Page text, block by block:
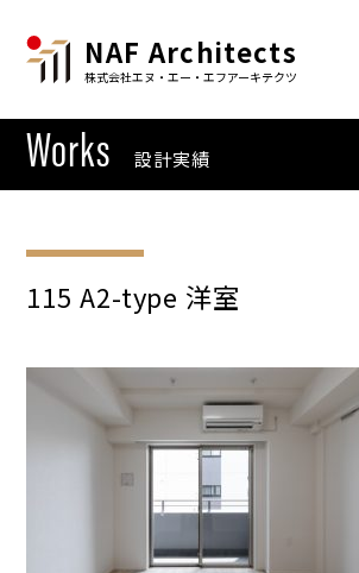
NAF Architects
株式会社エヌ・エー・エフアーキテクツ
Works 設計実績
115 A2-type 洋室